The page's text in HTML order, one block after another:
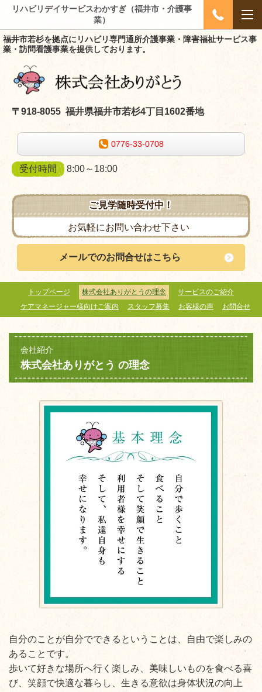
リハビリデイサービスわかすぎ（福井市・介護事
業）
福井市若杉を拠点にリハビリ専門通所介護事業・障害福祉サービス事
業・訪問看護事業を提供しております。
〒918-8055 福井県福井市若杉4丁目1602番地
0776-33-0708
受付時間 8:00～18:00
ご見学随時受付中！
お気軽にお問い合わせ下さい
メールでのお問合せはこちら
トップページ 株式会社ありがとうの理念
サービスのご紹介
ケアマネージャー様向けご案内
スタッフ募集 お客様の声 お問合せ
会社紹介
株式会社ありがとう の理念
自分のことが自分でできるということは、自由で楽しみの
あることです。
歩いて好きな場所へ行く楽しみ、美味しいものを食べる喜
び、笑顔で快適な暮らし、生きる意欲は身体状況の向上